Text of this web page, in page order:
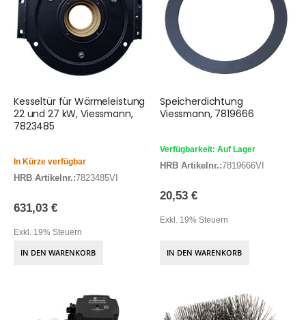
Kesseltür für Wärmeleistung
22 und 27 kW, Viessmann,
7823485
In Kürze verfügbar
HRB Artikelnr.:7823485VI
631,03 €
Exkl. 19% Steuern
IN DEN WARENKORB
Speicherdichtung
Viessmann, 7819666
Verfügbarkeit: Auf Lager
HRB Artikelnr.:7819666VI
20,53 €
Exkl. 19% Steuern
IN DEN WARENKORB